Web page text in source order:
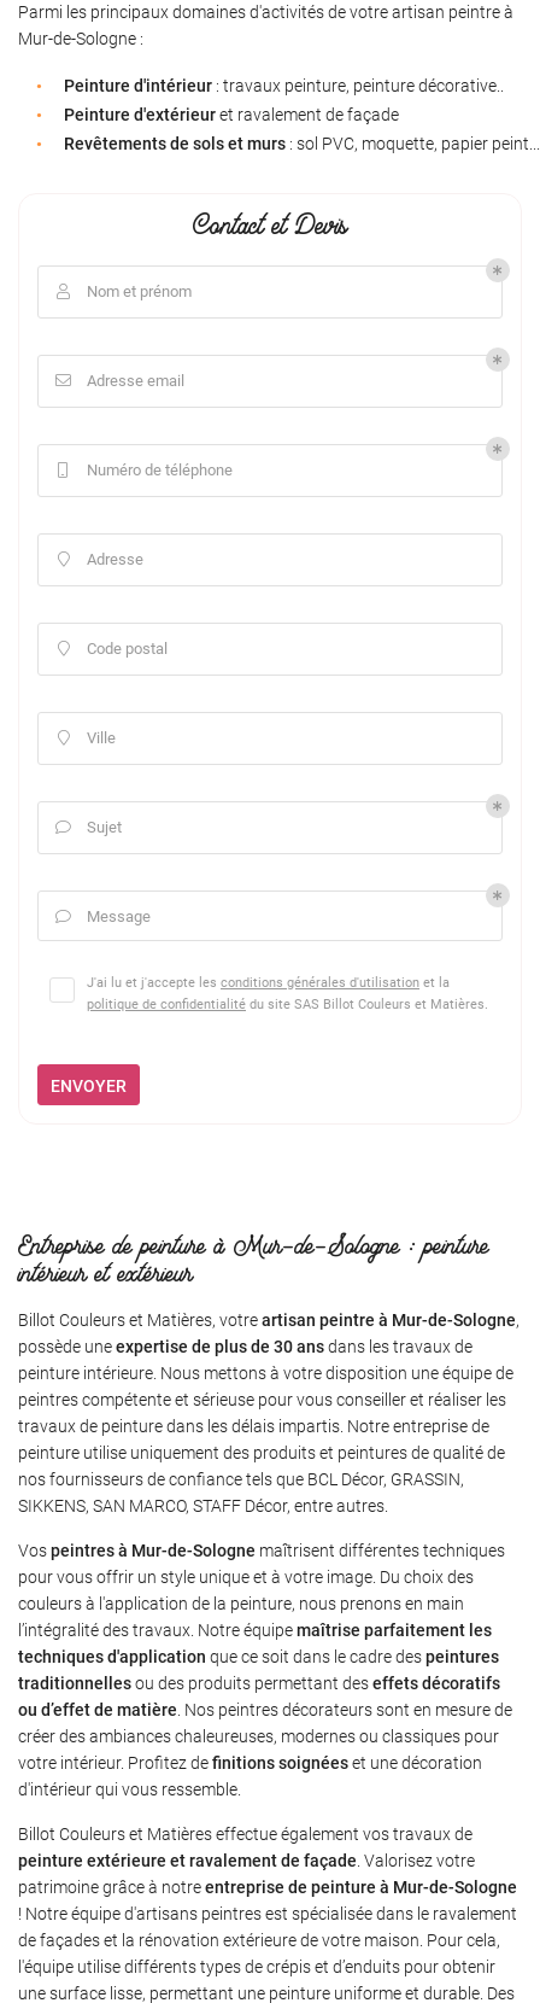
Une
Parmi les principaux domaines d'activités de votre artisan peintre à
Mur-de-Sologne :
Peinture d'intérieur : travaux peinture, peinture décorative..
Peinture d'extérieuret ravalement de façade
Revêtements de sols et murs : sol PVC, moquette, papier peint...
Contact et Devis
 Nom et prénom
 Adresse email
Numéro de téléphone
 Adresse
 Code postal
 Ville
 Sujet
 Message
J'ai lu et j'accepte les conditions générales d'utilisation et la
politique de confidentialité du site SAS Billot Couleurs et Matières.
ENVOYER
Entreprise de peinture à Mur-de-Sologne : peinture
intérieur et extérieur
Billot Couleurs et Matières, votreartisan peintre à Mur-de-Sologne,
possède uneexpertise de plus de 30 ansdans les travaux de
peinture intérieure. Nous mettons à votre disposition une équipe de
peintres compétente et sérieuse pour vous conseiller et réaliser les
travaux de peinture dans les délais impartis. Notre entreprise de
peinture utilise uniquement des produits et peintures de qualité de
nos fournisseurs de confiance tels que BCL Décor, GRASSIN,
SIKKENS, SAN MARCO, STAFF Décor, entre autres.
Vospeintres à Mur-de-Sologne maîtrisent différentes techniques
pour vous offrir un style unique et à votre image. Du choix des
couleurs à l'application de la peinture, nous prenons en main
l’intégralité des travaux. Notre équipemaîtrise parfaitement les
techniques d'application que ce soit dans le cadre despeintures
traditionnellesou des produits permettant deseffets décoratifs
ou d’effet de matière . Nos peintres décorateurs sont en mesure de
créer des ambiances chaleureuses, modernes ou classiques pour
votre intérieur. Profitez definitions soignéeset une décoration
d'intérieur qui vous ressemble.
Billot Couleurs et Matières effectue également vos travaux de
peinture extérieure et ravalement de façade . Valorisez votre
patrimoine grâce à notreentreprise de peinture à Mur-de-Sologne
! Notre équipe d'artisans peintres est spécialisée dans le ravalement
de façades et la rénovation extérieure de votre maison. Pour cela,
l'équipe utilise différents types de crépis et d’enduits pour obtenir
une surface lisse, permettant une peinture uniforme et durable. Des